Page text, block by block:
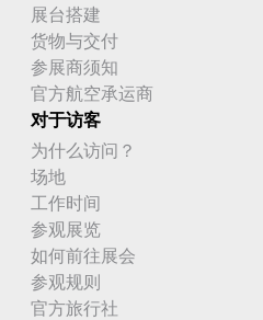
展台搭建
货物与交付
参展商须知
官方航空承运商
对于访客
为什么访问？
场地
工作时间
参观展览
如何前往展会
参观规则
官方旅行社